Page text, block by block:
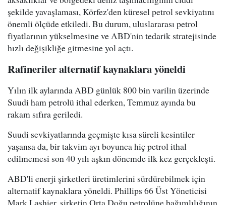
şekilde yavaşlaması, Körfez'den küresel petrol sevkiyatını
önemli ölçüde etkiledi. Bu durum, uluslararası petrol
fiyatlarının yükselmesine ve ABD'nin tedarik stratejisinde
hızlı değişikliğe gitmesine yol açtı.
Rafineriler alternatif kaynaklara yöneldi
Yılın ilk aylarında ABD günlük 800 bin varilin üzerinde
Suudi ham petrolü ithal ederken, Temmuz ayında bu
rakam sıfıra geriledi.
Suudi sevkiyatlarında geçmişte kısa süreli kesintiler
yaşansa da, bir takvim ayı boyunca hiç petrol ithal
edilmemesi son 40 yılı aşkın dönemde ilk kez gerçekleşti.
ABD'li enerji şirketleri üretimlerini sürdürebilmek için
alternatif kaynaklara yöneldi. Phillips 66 Üst Yöneticisi
Mark Lashier, şirketin Orta Doğu petrolüne bağımlılığının